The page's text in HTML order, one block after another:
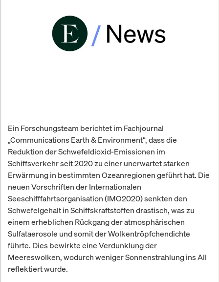
Ein Forschungsteam berichtet im Fachjournal
„Communications Earth & Environment“, dass die
Reduktion der Schwefeldioxid-Emissionen im
Schiffsverkehr seit 2020 zu einer unerwartet starken
Erwärmung in bestimmten Ozeanregionen geführt hat. Die
neuen Vorschriften der Internationalen
Seeschifffahrtsorganisation (IMO2020) senkten den
Schwefelgehalt in Schiffskraftstoffen drastisch, was zu
einem erheblichen Rückgang der atmosphärischen
Sulfataerosole und somit der Wolkentröpfchendichte
führte. Dies bewirkte eine Verdunklung der
Meereswolken, wodurch weniger Sonnenstrahlung ins All
reflektiert wurde.